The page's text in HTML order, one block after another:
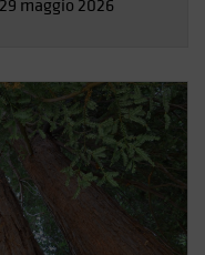
29 maggio 2026